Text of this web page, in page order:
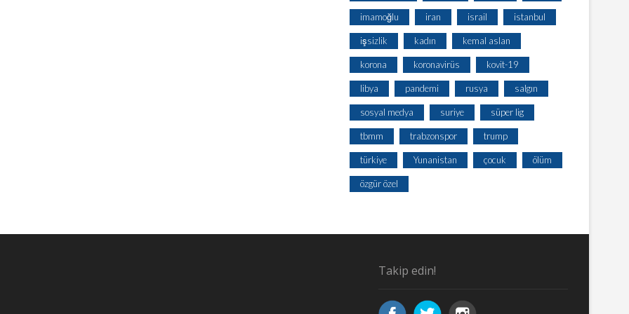
imamoğlu iran israil istanbul
işsizlik kadın kemal aslan
korona koronavirüs kovit-19
libya pandemi rusya salgın
sosyal medya suriye süper lig
tbmm trabzonspor trump
türkiye Yunanistan çocuk ölüm
özgür özel
Takip edin!